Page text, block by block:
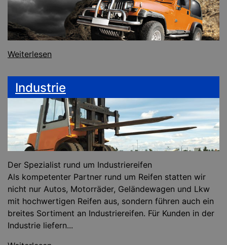
Weiterlesen
Industrie
Der Spezialist rund um Industriereifen
Als kompetenter Partner rund um Reifen statten wir
nicht nur Autos, Motorräder, Geländewagen und Lkw
mit hochwertigen Reifen aus, sondern führen auch ein
breites Sortiment an Industriereifen. Für Kunden in der
Industrie liefern...